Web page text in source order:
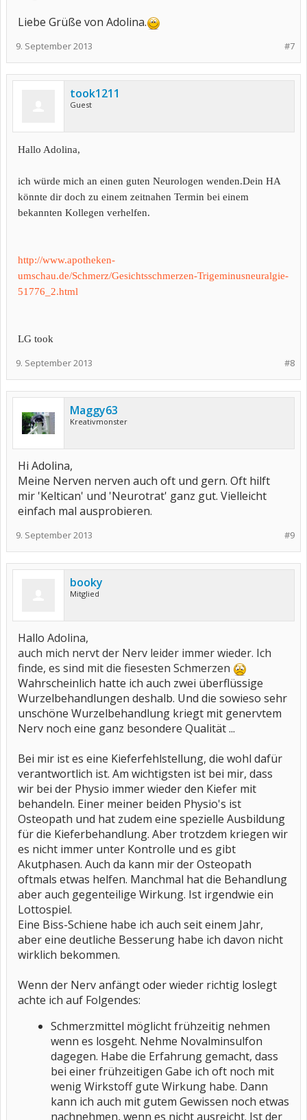
Liebe Grüße von Adolina.
#7
9. September 2013
took1211
Guest
Hallo Adolina,
ich würde mich an einen guten Neurologen wenden.Dein HA
könnte dir doch zu einem zeitnahen Termin bei einem
bekannten Kollegen verhelfen.
http://www.apotheken-
umschau.de/Schmerz/Gesichtsschmerzen-Trigeminusneuralgie-
51776_2.html
LG took
#8
9. September 2013
Maggy63
Kreativmonster
Hi Adolina,
Meine Nerven nerven auch oft und gern. Oft hilft
mir 'Keltican' und 'Neurotrat' ganz gut. Vielleicht
einfach mal ausprobieren.
#9
9. September 2013
booky
Mitglied
Hallo Adolina,
auch mich nervt der Nerv leider immer wieder. Ich
finde, es sind mit die fiesesten Schmerzen
Wahrscheinlich hatte ich auch zwei überflüssige
Wurzelbehandlungen deshalb. Und die sowieso sehr
unschöne Wurzelbehandlung kriegt mit genervtem
Nerv noch eine ganz besondere Qualität ...
Bei mir ist es eine Kieferfehlstellung, die wohl dafür
verantwortlich ist. Am wichtigsten ist bei mir, dass
wir bei der Physio immer wieder den Kiefer mit
behandeln. Einer meiner beiden Physio's ist
Osteopath und hat zudem eine spezielle Ausbildung
für die Kieferbehandlung. Aber trotzdem kriegen wir
es nicht immer unter Kontrolle und es gibt
Akutphasen. Auch da kann mir der Osteopath
oftmals etwas helfen. Manchmal hat die Behandlung
aber auch gegenteilige Wirkung. Ist irgendwie ein
Lottospiel.
Eine Biss-Schiene habe ich auch seit einem Jahr,
aber eine deutliche Besserung habe ich davon nicht
wirklich bekommen.
Wenn der Nerv anfängt oder wieder richtig loslegt
achte ich auf Folgendes:
Schmerzmittel möglicht frühzeitig nehmen
wenn es losgeht. Nehme Novalminsulfon
dagegen. Habe die Erfahrung gemacht, dass
bei einer frühzeitigen Gabe ich oft noch mit
wenig Wirkstoff gute Wirkung habe. Dann
kann ich auch mit gutem Gewissen noch etwas
nachnehmen, wenn es nicht ausreicht. Ist der